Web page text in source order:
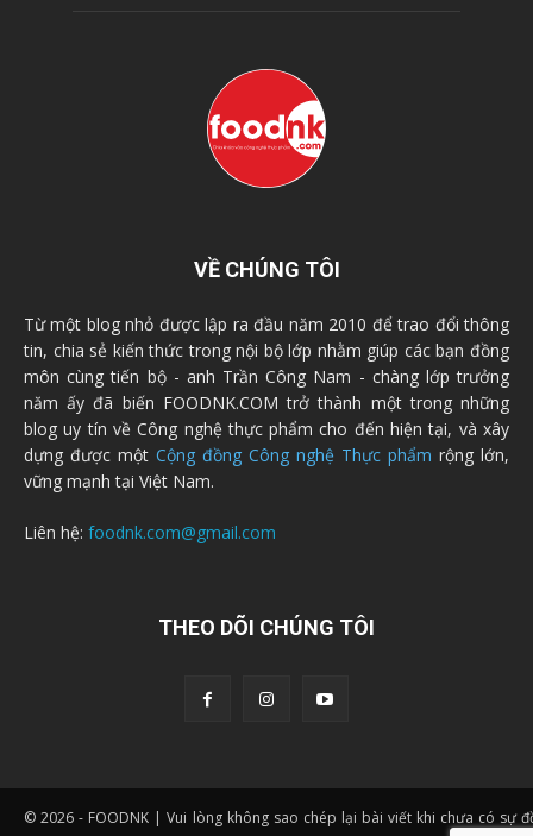
VỀ CHÚNG TÔI
Từ một blog nhỏ được lập ra đầu năm 2010 để trao đổi thông
tin, chia sẻ kiến thức trong nội bộ lớp nhằm giúp các bạn đồng
môn cùng tiến bộ - anh Trần Công Nam - chàng lớp trưởng
năm ấy đã biến FOODNK.COM trở thành một trong những
blog uy tín về Công nghệ thực phẩm cho đến hiện tại, và xây
dựng được một Cộng đồng Công nghệ Thực phẩm rộng lớn,
vững mạnh tại Việt Nam.
Liên hệ: foodnk.com@gmail.com
THEO DÕI CHÚNG TÔI
© 2026 - FOODNK | Vui lòng không sao chép lại bài viết khi chưa có sự